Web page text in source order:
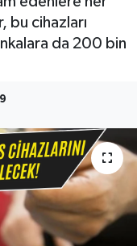
bu cihazları
da 200 bin